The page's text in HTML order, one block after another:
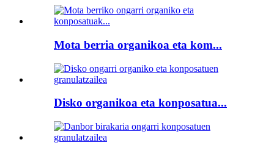
Mota berria organikoa eta kom...
Disko organikoa eta konposatua...